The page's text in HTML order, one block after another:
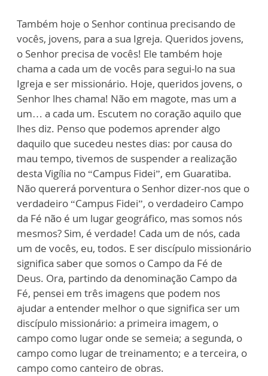
Também hoje o Senhor continua precisando de
vocês, jovens, para a sua Igreja. Queridos jovens,
o Senhor precisa de vocês! Ele também hoje
chama a cada um de vocês para segui-lo na sua
Igreja e ser missionário. Hoje, queridos jovens, o
Senhor lhes chama! Não em magote, mas um a
um… a cada um. Escutem no coração aquilo que
lhes diz. Penso que podemos aprender algo
daquilo que sucedeu nestes dias: por causa do
mau tempo, tivemos de suspender a realização
desta Vigília no “Campus Fidei”, em Guaratiba.
Não quererá porventura o Senhor dizer-nos que o
verdadeiro “Campus Fidei”, o verdadeiro Campo
da Fé não é um lugar geográfico, mas somos nós
mesmos? Sim, é verdade! Cada um de nós, cada
um de vocês, eu, todos. E ser discípulo missionário
significa saber que somos o Campo da Fé de
Deus. Ora, partindo da denominação Campo da
Fé, pensei em três imagens que podem nos
ajudar a entender melhor o que significa ser um
discípulo missionário: a primeira imagem, o
campo como lugar onde se semeia; a segunda, o
campo como lugar de treinamento; e a terceira, o
campo como canteiro de obras.